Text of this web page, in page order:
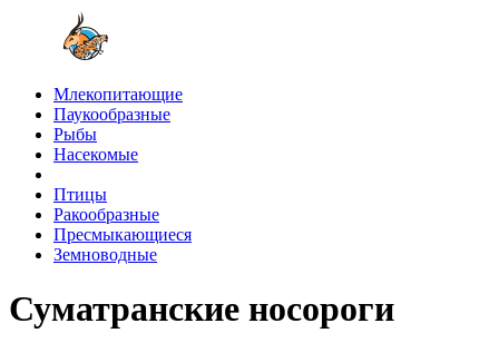
Млекопитающие
Паукообразные
Рыбы
Насекомые
Птицы
Ракообразные
Пресмыкающиеся
Земноводные
Суматранские носороги